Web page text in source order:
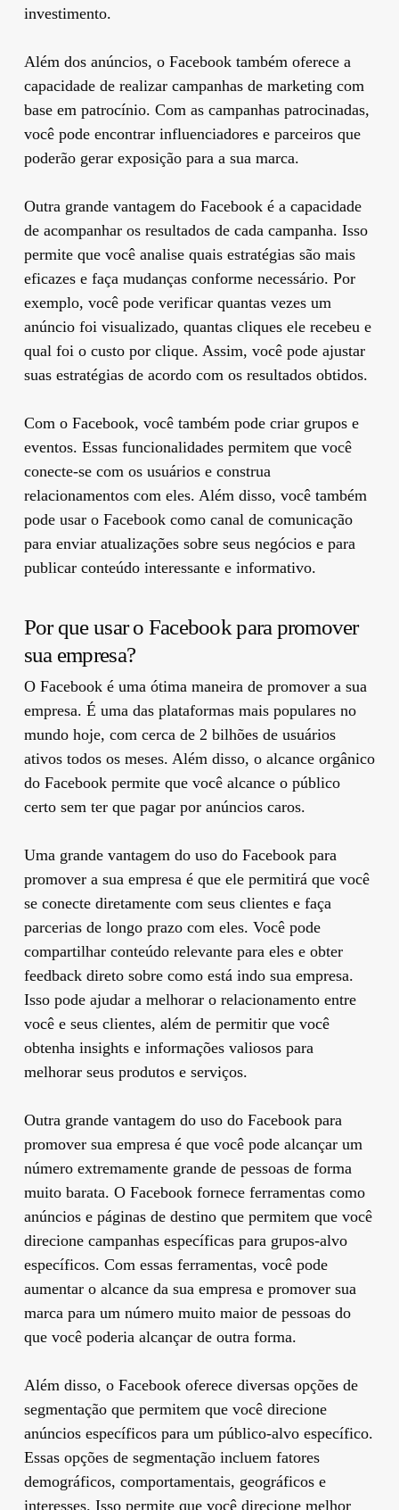
investimento.
Além dos anúncios, o Facebook também oferece a
capacidade de realizar campanhas de marketing com
base em patrocínio. Com as campanhas patrocinadas,
você pode encontrar influenciadores e parceiros que
poderão gerar exposição para a sua marca.
Outra grande vantagem do Facebook é a capacidade
de acompanhar os resultados de cada campanha. Isso
permite que você analise quais estratégias são mais
eficazes e faça mudanças conforme necessário. Por
exemplo, você pode verificar quantas vezes um
anúncio foi visualizado, quantas cliques ele recebeu e
qual foi o custo por clique. Assim, você pode ajustar
suas estratégias de acordo com os resultados obtidos.
Com o Facebook, você também pode criar grupos e
eventos. Essas funcionalidades permitem que você
conecte-se com os usuários e construa
relacionamentos com eles. Além disso, você também
pode usar o Facebook como canal de comunicação
para enviar atualizações sobre seus negócios e para
publicar conteúdo interessante e informativo.
Por que usar o Facebook para promover
sua empresa?
O Facebook é uma ótima maneira de promover a sua
empresa. É uma das plataformas mais populares no
mundo hoje, com cerca de 2 bilhões de usuários
ativos todos os meses. Além disso, o alcance orgânico
do Facebook permite que você alcance o público
certo sem ter que pagar por anúncios caros.
Uma grande vantagem do uso do Facebook para
promover a sua empresa é que ele permitirá que você
se conecte diretamente com seus clientes e faça
parcerias de longo prazo com eles. Você pode
compartilhar conteúdo relevante para eles e obter
feedback direto sobre como está indo sua empresa.
Isso pode ajudar a melhorar o relacionamento entre
você e seus clientes, além de permitir que você
obtenha insights e informações valiosos para
melhorar seus produtos e serviços.
Outra grande vantagem do uso do Facebook para
promover sua empresa é que você pode alcançar um
número extremamente grande de pessoas de forma
muito barata. O Facebook fornece ferramentas como
anúncios e páginas de destino que permitem que você
direcione campanhas específicas para grupos-alvo
específicos. Com essas ferramentas, você pode
aumentar o alcance da sua empresa e promover sua
marca para um número muito maior de pessoas do
que você poderia alcançar de outra forma.
Além disso, o Facebook oferece diversas opções de
segmentação que permitem que você direcione
anúncios específicos para um público-alvo específico.
Essas opções de segmentação incluem fatores
demográficos, comportamentais, geográficos e
interesses. Isso permite que você direcione melhor